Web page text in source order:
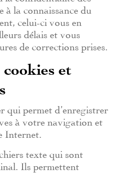
à la connaissance du
celui-ci vous en
délais et vous
de corrections prises.
et
qui permet d’enregistrer
à votre navigation et
Internet.
texte qui sont
Ils permettent